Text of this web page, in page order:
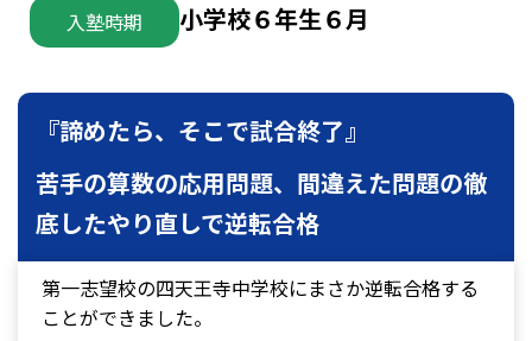
入塾時期 小学校６年生６月
『諦めたら、そこで試合終了』
苦手の算数の応用問題、間違えた問題の徹
底したやり直しで逆転合格
第一志望校の四天王寺中学校にまさか逆転合格する
ことができました。